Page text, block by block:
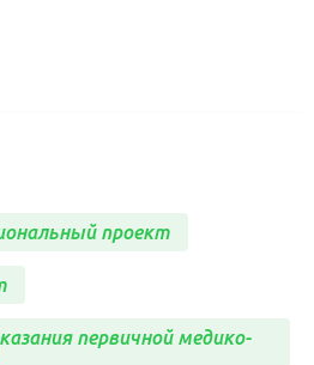
проект
первичной медико-